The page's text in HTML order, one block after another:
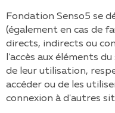
Fondation Senso5 se
(également en cas de
directs, indirects ou
l'accès aux éléments
de leur utilisation,
accéder ou de les
connexion à d'autres